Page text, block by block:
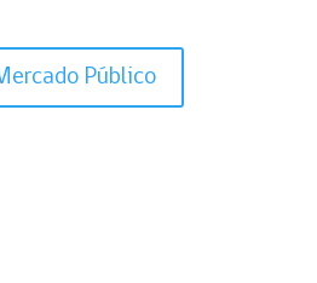
Público